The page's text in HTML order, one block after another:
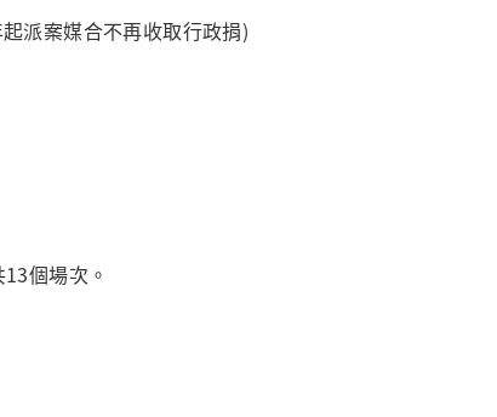
派案媒合不再收取行政捐)
個場次。